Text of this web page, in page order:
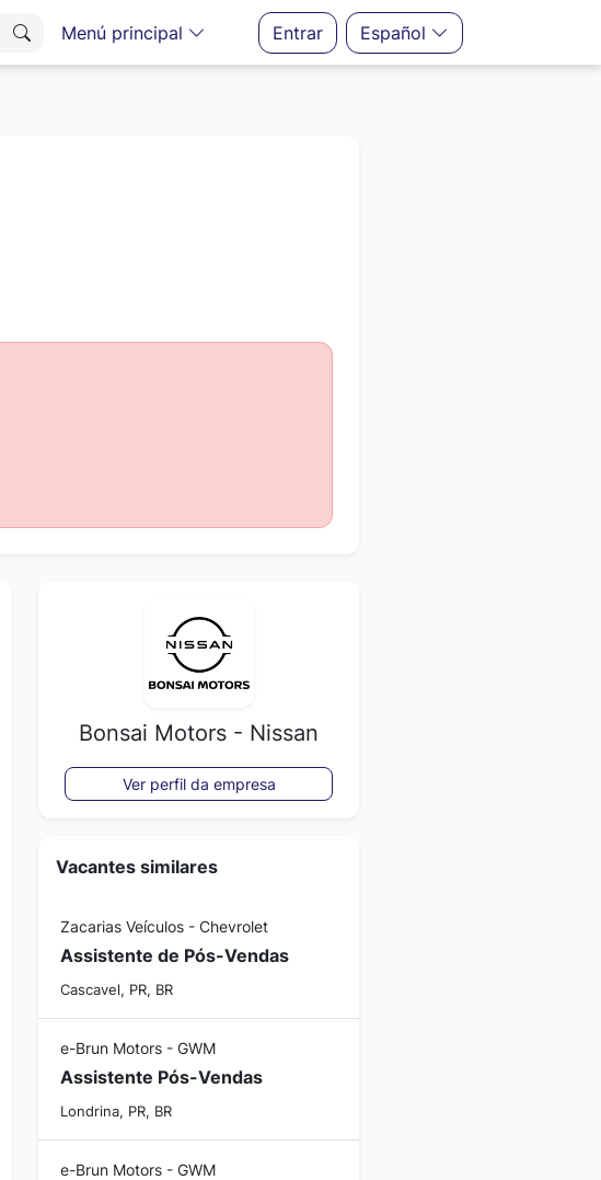
Menú principal Entrar Español
Bonsai Motors - Nissan
Ver perfil da empresa
Vacantes similares
Zacarias Veículos - Chevrolet
Assistente de Pós-Vendas
Cascavel, PR, BR
e-Brun Motors - GWM
Assistente Pós-Vendas
Londrina, PR, BR
e-Brun Motors - GWM